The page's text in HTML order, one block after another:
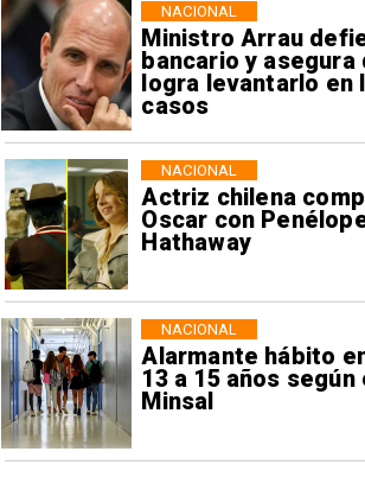
Ministro Arrau
bancario y asegura
logra levantarlo en
casos
NACIONAL
Actriz chilena
Oscar con
Hathaway
NACIONAL
Alarmante hábito
13 a 15 años
Minsal
NACIONAL